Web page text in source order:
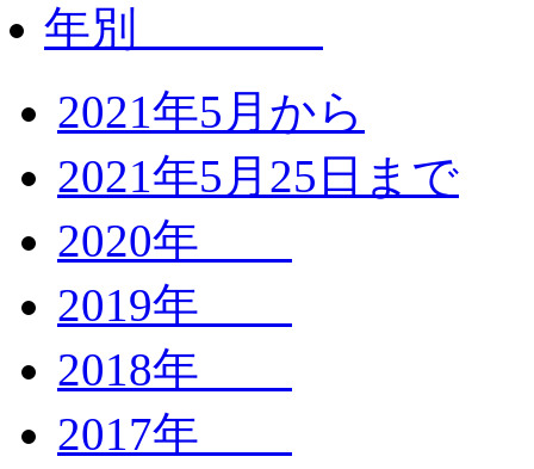
年別
2021年5月から
2021年5月25日まで
2020年
2019年
2018年
2017年